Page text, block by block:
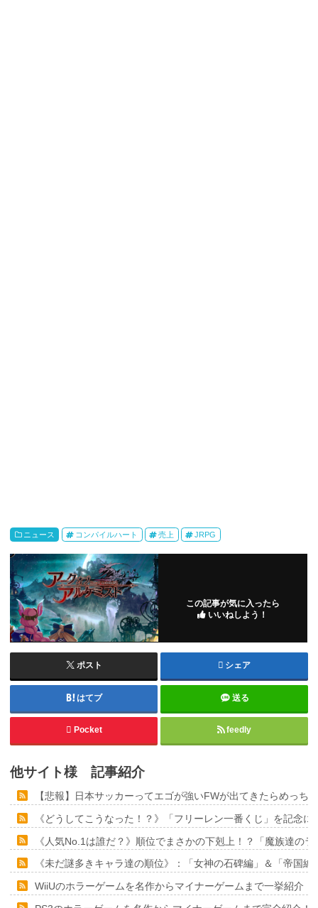
ニュース コンパイルハート 売上 JRPG
この記事が気に入ったら
いいねしよう！
ポスト シェア
はてブ 送る
Pocket feedly
他サイト様 記事紹介
【悲報】日本サッカーってエゴが強いFWが出てきたらめっち
《どうしてこうなった！？》「フリーレン一番くじ」を記念
《人気No.1は誰だ？》順位でまさかの下剋上！？「魔族達の
《未だ謎多きキャラ達の順位》：「女神の石碑編」＆「帝国
WiiUのホラーゲームを名作からマイナーゲームまで一挙紹介